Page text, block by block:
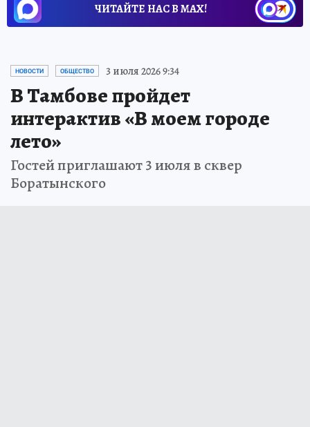
ЧИТАЙТЕ НАС В МАХ!
НОВОСТИ ОБЩЕСТВО 3 июля 2026 9:34
В Тамбове пройдет
интерактив «В моем городе
лето»
Гостей приглашают 3 июля в сквер